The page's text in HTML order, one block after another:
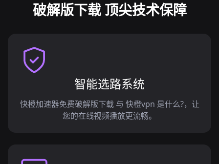
破解版下载 顶尖技术保障
智能选路系统
快橙加速器免费破解版下载 与 快橙vpn 是什么?，让
您的在线视频播放更流畅。